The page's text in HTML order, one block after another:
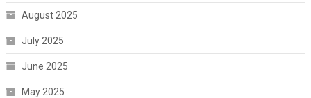
August 2025
July 2025
June 2025
May 2025